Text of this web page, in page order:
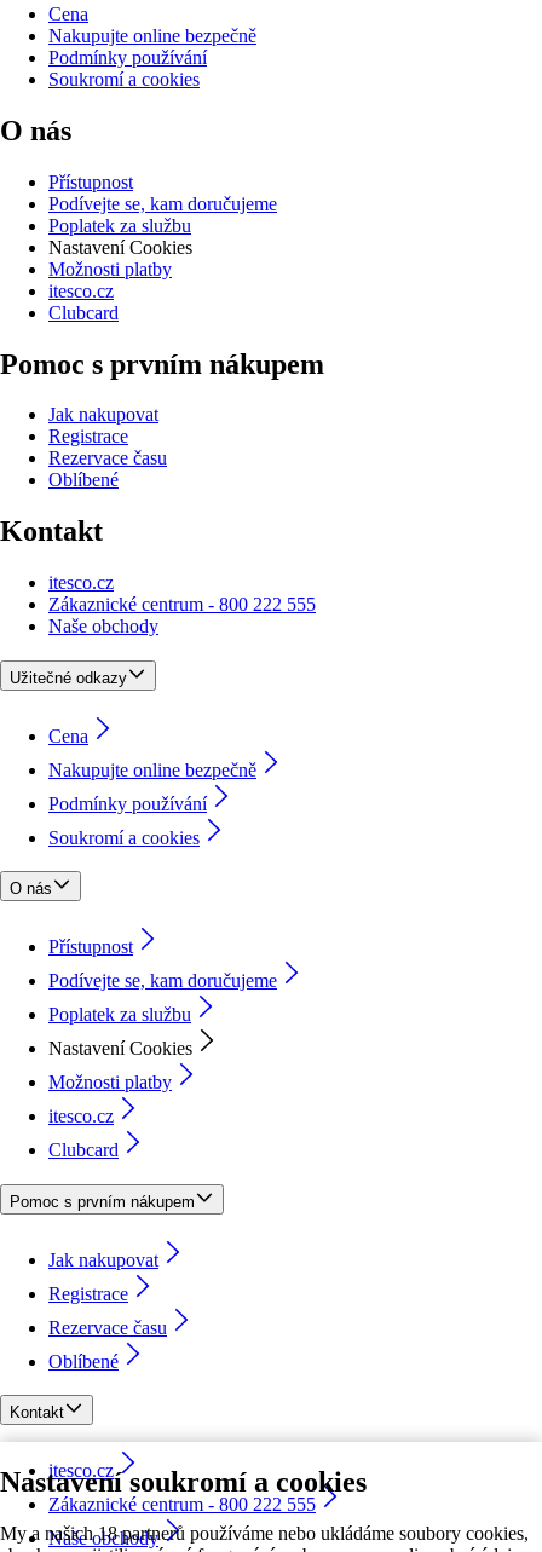
Nastavení soukromí a cookies
My a našich 18 partnerů používáme nebo ukládáme soubory cookies,
Cena
Nakupujte online bezpečně
Podmínky používání
Soukromí a cookies
O nás
Přístupnost
Podívejte se, kam doručujeme
Poplatek za službu
Nastavení Cookies
Možnosti platby
itesco.cz
Clubcard
Pomoc s prvním nákupem
Jak nakupovat
Registrace
Rezervace času
Oblíbené
Kontakt
itesco.cz
Zákaznické centrum - 800 222 555
Naše obchody
Užitečné odkazy
Cena
Nakupujte online bezpečně
Podmínky používání
Soukromí a cookies
O nás
Přístupnost
Podívejte se, kam doručujeme
Poplatek za službu
Nastavení Cookies
Možnosti platby
itesco.cz
Clubcard
Pomoc s prvním nákupem
Jak nakupovat
Registrace
Rezervace času
Oblíbené
Kontakt
itesco.cz
Zákaznické centrum - 800 222 555
Naše obchody